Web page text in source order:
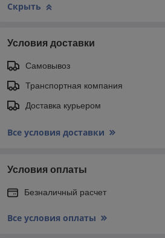
Скрыть
Условия доставки
Самовывоз
Транспортная компания
Доставка курьером
Все условия доставки
Условия оплаты
Безналичный расчет
Все условия оплаты